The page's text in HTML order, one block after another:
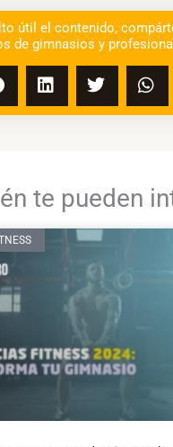
útil el contenido,
de gimnasios y
te pueden